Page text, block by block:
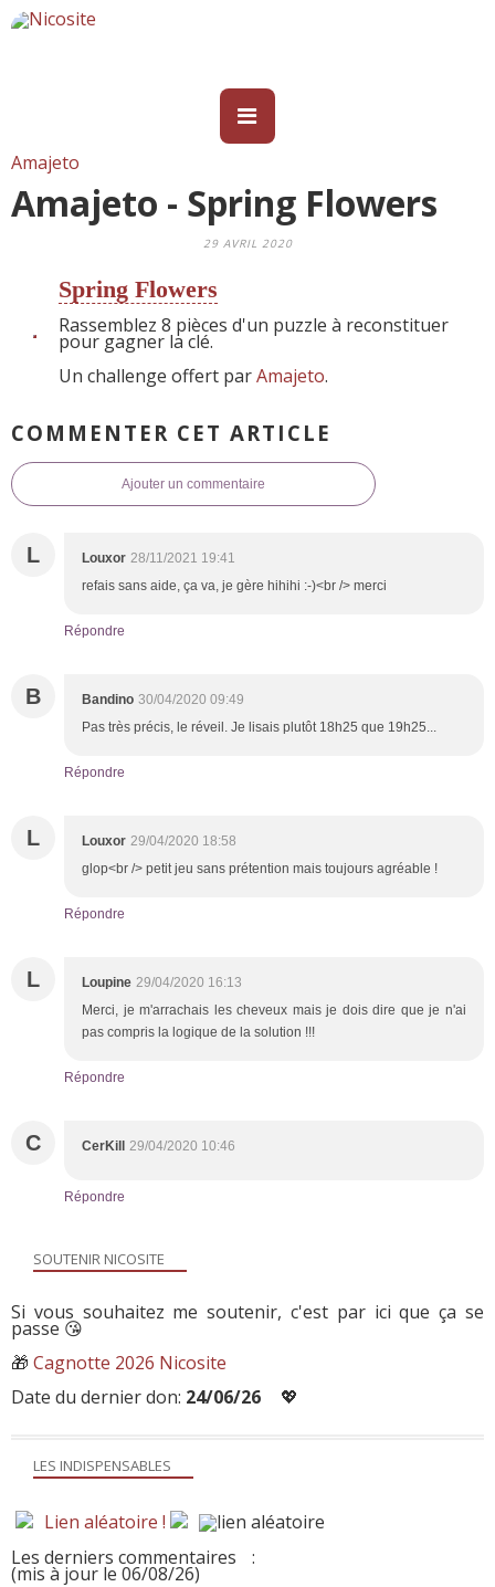
Amajeto
Amajeto - Spring Flowers
29 AVRIL 2020
Spring Flowers
Rassemblez 8 pièces d'un puzzle à reconstituer
pour gagner la clé.
Un challenge offert parAmajeto.
COMMENTER CET ARTICLE
Ajouter un commentaire
L Louxor 28/11/2021 19:41
refais sans aide, ça va, je gère hihihi :-)<br /> merci
Répondre
B Bandino 30/04/2020 09:49
Pas très précis, le réveil. Je lisais plutôt 18h25 que 19h25...
Répondre
L Louxor 29/04/2020 18:58
glop<br /> petit jeu sans prétention mais toujours agréable !
Répondre
L Loupine 29/04/2020 16:13
Merci, je m'arrachais les cheveux mais je dois dire que je n'ai
pas compris la logique de la solution !!!
Répondre
C CerKill 29/04/2020 10:46
Répondre
LES INDISPENSABLES
Lien aléatoire !
Les derniers commentaires
:
(mis à jour le 06/08/26)
SOUTENIR NICOSITE
Si vous souhaitez me soutenir, c'est par ici que ça se
passe 😘
🎁 Cagnotte 2026 Nicosite
Date du dernier don: 24/06/26 💖